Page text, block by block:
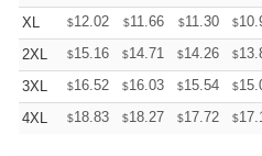
XL
$12.02 $11.66 $11.30 $
2XL
$15.16 $14.71 $14.26 $
3XL
$16.52 $16.03 $15.54 $
4XL
$18.83 $18.27 $17.72 $